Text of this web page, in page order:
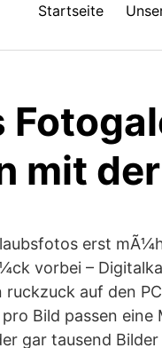
Startseite
mit
erst
vorbei –
ruckzuck auf den
pro Bild passen
gar tausend Bilder